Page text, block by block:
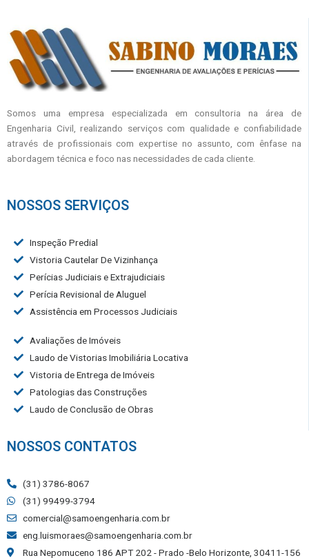
Somos uma empresa especializada em consultoria na área de
Engenharia Civil, realizando serviços com qualidade e confiabilidade
através de profissionais com expertise no assunto, com ênfase na
abordagem técnica e foco nas necessidades de cada cliente.
NOSSOS SERVIÇOS
Inspeção Predial
Vistoria Cautelar De Vizinhança
Perícias Judiciais e Extrajudiciais
Perícia Revisional de Aluguel
Assistência em Processos Judiciais
Avaliações de Imóveis
Laudo de Vistorias Imobiliária Locativa
Vistoria de Entrega de Imóveis
Patologias das Construções
Laudo de Conclusão de Obras
NOSSOS CONTATOS
(31) 3786-8067
(31) 99499-3794
comercial@samoengenharia.com.br
eng.luismoraes@samoengenharia.com.br
Rua Nepomuceno 186 APT 202 - Prado -Belo Horizonte, 30411-156